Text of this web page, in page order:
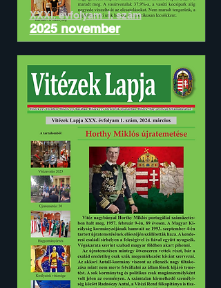
XXXI. évfolyam I. szám
2025 november